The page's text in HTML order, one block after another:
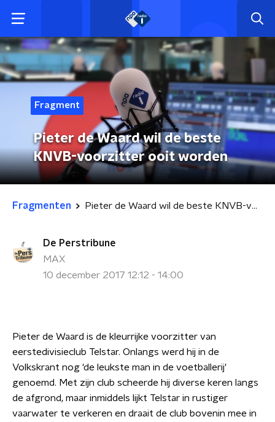
Fragment
Pieter de Waard wil de beste
KNVB-voorzitter ooit worden
Fragmenten Pieter de Waard wil de beste KNVB-voorzitter ooit worden
De Perstribune
MAX
10 december 2017 12:12 - 14:00
Pieter de Waard is de kleurrijke voorzitter van
eerstedivisieclub Telstar. Onlangs werd hij in de
Volkskrant nog 'de leukste man in de voetballerij'
genoemd. Met zijn club scheerde hij diverse keren langs
de afgrond, maar inmiddels lijkt Telstar in rustiger
vaarwater te verkeren en draait de club bovenin mee in